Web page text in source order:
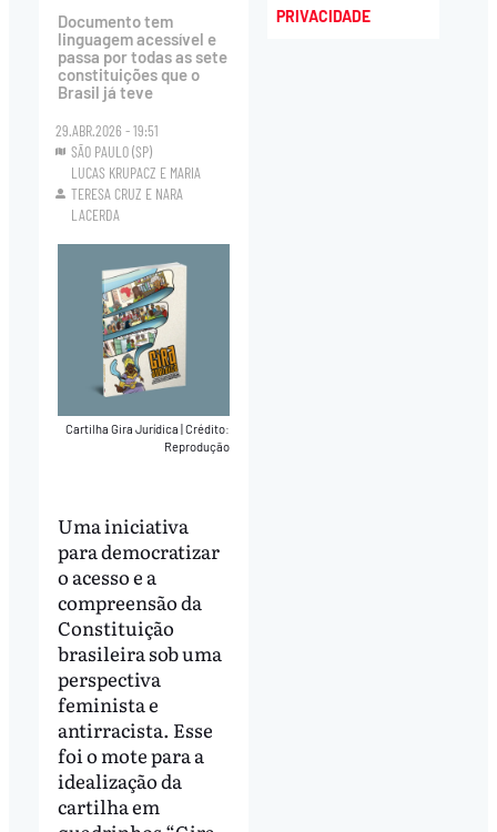
Documento tem
linguagem acessível e
passa por todas as sete
constituições que o
Brasil já teve
29.ABR.2026 - 19:51
SÃO PAULO (SP)
LUCAS KRUPACZ E MARIA
TERESA CRUZ E NARA
LACERDA
Cartilha Gira Jurídica Crédito:
Reprodução
Uma iniciativa
para democratizar
o acesso e a
compreensão da
Constituição
brasileira sob uma
perspectiva
feminista e
antirracista. Esse
foi o mote para a
idealização da
cartilha em
PRIVACIDADE